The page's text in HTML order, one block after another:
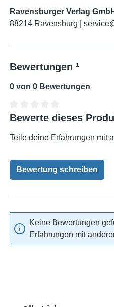
Ravensburger Verlag
88214 Ravensburg |
Bewertungen ¹
0 von 0 Bewertungen
Durchschnittliche Bewertung
Bewerte dieses
Teile deine Erfahrungen mit
Bewertung schreiben
Keine Bewertungen
Erfahrungen mit